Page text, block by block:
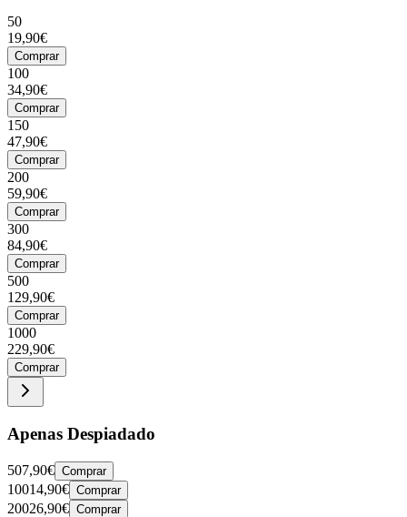
50
19,90€
Comprar
100
34,90€
Comprar
150
47,90€
Comprar
200
59,90€
Comprar
300
84,90€
Comprar
500
129,90€
Comprar
1000
229,90€
Comprar
Apenas Despiadado
507,90€ Comprar
10014,90€ Comprar
20026,90€ Comprar